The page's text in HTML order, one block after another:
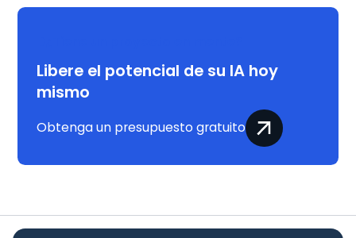
Libere el potencial de su IA hoy
mismo
Obtenga un presupuesto gratuito